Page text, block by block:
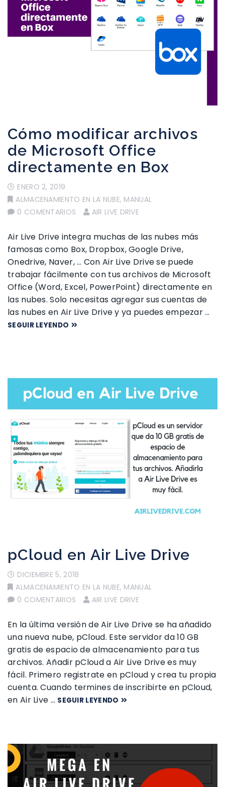
Cómo modificar archivos
de Microsoft Office
directamente en Box
ENERO 2, 2019
ALMACENAMIENTO EN LA NUBE, MANUAL
0 COMENTARIOS
AIR LIVE DRIVE
Air Live Drive integra muchas de las nubes más
famosas como Box, Dropbox, Google Drive,
Onedrive, Naver, … Con Air Live Drive se puede
trabajar fácilmente con tus archivos de Microsoft
Office (Word, Excel, PowerPoint) directamente en
las nubes. Solo necesitas agregar sus cuentas de
las nubes en Air Live Drive y ya puedes empezar …
SEGUIR LEYENDO
pCloud en Air Live Drive
DICIEMBRE 5, 2018
ALMACENAMIENTO EN LA NUBE, MANUAL
0 COMENTARIOS
AIR LIVE DRIVE
En la última versión de Air Live Drive se ha añadido
una nueva nube, pCloud. Este servidor da 10 GB
gratis de espacio de almacenamiento para tus
archivos. Añadir pCloud a Air Live Drive es muy
fácil. Primero registrate en pCloud y crea tu propia
cuenta. Cuando termines de inscribirte en pCloud,
en Air Live … SEGUIR LEYENDO